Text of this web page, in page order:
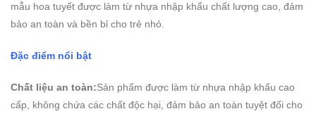
mẫu hoa tuyết được làm từ nhựa nhập khẩu chất lượng cao, đảm
bảo an toàn và bền bỉ cho trẻ nhỏ.
Đặc điểm nổi bật
Chất liệu an toàn:Sản phẩm được làm từ nhựa nhập khẩu cao
cấp, không chứa các chất độc hại, đảm bảo an toàn tuyệt đối cho